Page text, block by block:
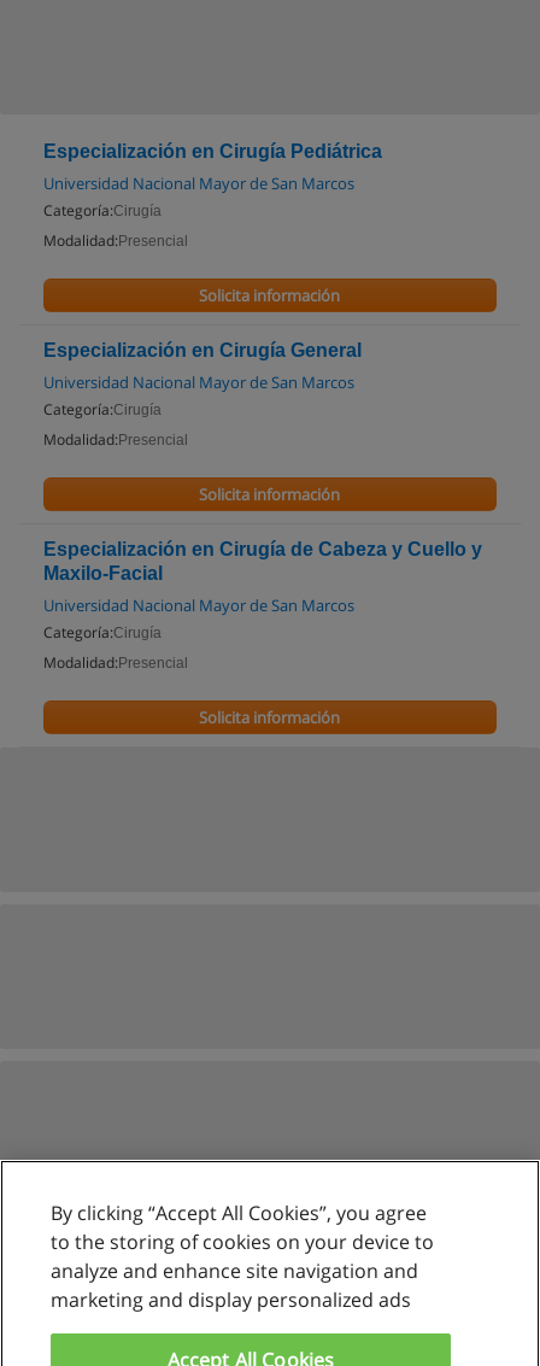
Especialización en Cirugía Pediátrica
Universidad Nacional Mayor de San Marcos
Categoría:Cirugía
Modalidad: Presencial
Solicita información
Especialización en Cirugía General
Universidad Nacional Mayor de San Marcos
Categoría:Cirugía
Modalidad: Presencial
Solicita información
Especialización en Cirugía de Cabeza y Cuello y
Maxilo-Facial
Universidad Nacional Mayor de San Marcos
Categoría:Cirugía
Modalidad: Presencial
Solicita información
Reglas de uso
By clicking “Accept All Cookies”, you agree
to the storing of cookies on your device to
analyze and enhance site navigation and
marketing and display personalized ads
Accept All Cookies